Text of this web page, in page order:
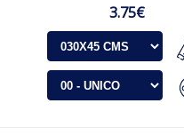
3.75€